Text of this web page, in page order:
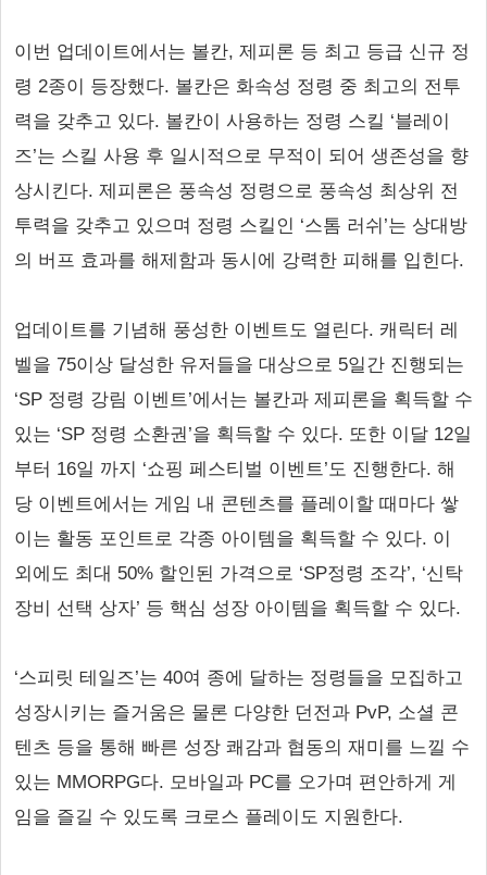
이번 업데이트에서는 볼칸, 제피론 등 최고 등급 신규 정
령 2종이 등장했다. 볼칸은 화속성 정령 중 최고의 전투
력을 갖추고 있다. 볼칸이 사용하는 정령 스킬 ‘블레이
즈’는 스킬 사용 후 일시적으로 무적이 되어 생존성을 향
상시킨다. 제피론은 풍속성 정령으로 풍속성 최상위 전
투력을 갖추고 있으며 정령 스킬인 ‘스톰 러쉬’는 상대방
의 버프 효과를 해제함과 동시에 강력한 피해를 입힌다.
업데이트를 기념해 풍성한 이벤트도 열린다. 캐릭터 레
벨을 75이상 달성한 유저들을 대상으로 5일간 진행되는
‘SP 정령 강림 이벤트’에서는 볼칸과 제피론을 획득할 수
있는 ‘SP 정령 소환권’을 획득할 수 있다. 또한 이달 12일
부터 16일 까지 ‘쇼핑 페스티벌 이벤트’도 진행한다. 해
당 이벤트에서는 게임 내 콘텐츠를 플레이할 때마다 쌓
이는 활동 포인트로 각종 아이템을 획득할 수 있다. 이
외에도 최대 50% 할인된 가격으로 ‘SP정령 조각’, ‘신탁
장비 선택 상자’ 등 핵심 성장 아이템을 획득할 수 있다.
‘스피릿 테일즈’는 40여 종에 달하는 정령들을 모집하고
성장시키는 즐거움은 물론 다양한 던전과 PvP, 소셜 콘
텐츠 등을 통해 빠른 성장 쾌감과 협동의 재미를 느낄 수
있는 MMORPG다. 모바일과 PC를 오가며 편안하게 게
임을 즐길 수 있도록 크로스 플레이도 지원한다.